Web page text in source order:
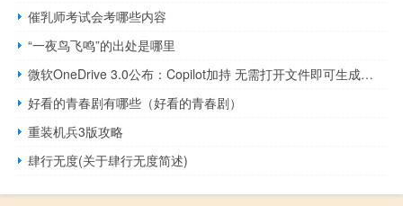
催乳师考试会考哪些内容
“一夜鸟飞鸣”的出处是哪里
微软OneDrive 3.0公布：Copilot加持 无需打开文件即可生成摘要
好看的青春剧有哪些（好看的青春剧）
重装机兵3版攻略
肆行无度(关于肆行无度简述)